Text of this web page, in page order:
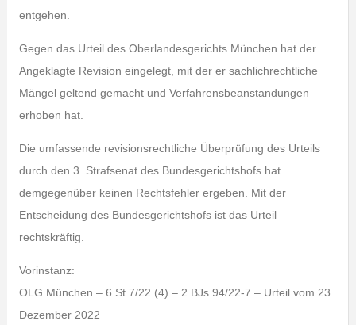
entgehen.
Gegen das Urteil des Oberlandesgerichts München hat der
Angeklagte Revision eingelegt, mit der er sachlichrechtliche
Mängel geltend gemacht und Verfahrensbeanstandungen
erhoben hat.
Die umfassende revisionsrechtliche Überprüfung des Urteils
durch den 3. Strafsenat des Bundesgerichtshofs hat
demgegenüber keinen Rechtsfehler ergeben. Mit der
Entscheidung des Bundesgerichtshofs ist das Urteil
rechtskräftig.
Vorinstanz:
OLG München – 6 St 7/22 (4) – 2 BJs 94/22-7 – Urteil vom 23.
Dezember 2022